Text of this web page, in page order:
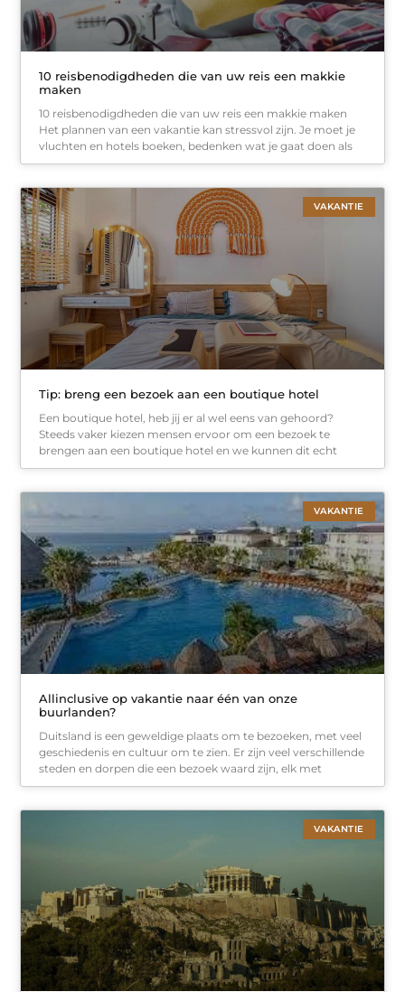
10 reisbenodigdheden die van uw reis een makkie
maken
10 reisbenodigdheden die van uw reis een makkie maken
Het plannen van een vakantie kan stressvol zijn. Je moet je
vluchten en hotels boeken, bedenken wat je gaat doen als
VAKANTIE
Tip: breng een bezoek aan een boutique hotel
Een boutique hotel, heb jij er al wel eens van gehoord?
Steeds vaker kiezen mensen ervoor om een bezoek te
brengen aan een boutique hotel en we kunnen dit echt
VAKANTIE
Allinclusive op vakantie naar één van onze
buurlanden?
Duitsland is een geweldige plaats om te bezoeken, met veel
geschiedenis en cultuur om te zien. Er zijn veel verschillende
steden en dorpen die een bezoek waard zijn, elk met
VAKANTIE